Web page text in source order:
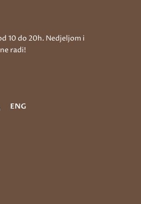
10 do 20h. Nedjeljom i
radi!
ENG